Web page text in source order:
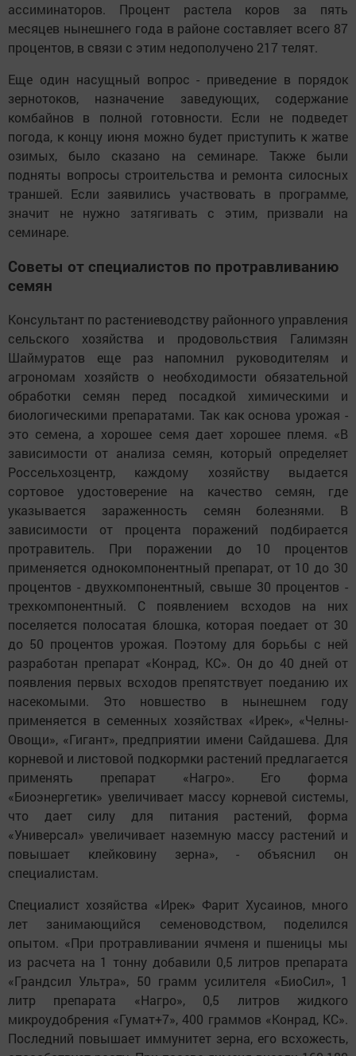
ассиминаторов. Процент растела коров за пять
месяцев нынешнего года в районе составляет всего 87
процентов, в связи с этим недополучено 217 телят.
Еще один насущный вопрос - приведение в порядок
зернотоков, назначение заведующих, содержание
комбайнов в полной готовности. Если не подведет
погода, к концу июня можно будет приступить к жатве
озимых, было сказано на семинаре. Также были
подняты вопросы строительства и ремонта силосных
траншей. Если заявились участвовать в программе,
значит не нужно затягивать с этим, призвали на
семинаре.
Советы от специалистов по протравливанию
семян
Консультант по растениеводству районного управления
сельского хозяйства и продовольствия Галимзян
Шаймуратов еще раз напомнил руководителям и
агрономам хозяйств о необходимости обязательной
обработки семян перед посадкой химическими и
биологическими препаратами. Так как основа урожая -
это семена, а хорошее семя дает хорошее племя. «В
зависимости от анализа семян, который определяет
Россельхозцентр, каждому хозяйству выдается
сортовое удостоверение на качество семян, где
указывается зараженность семян болезнями. В
зависимости от процента поражений подбирается
протравитель. При поражении до 10 процентов
применяется однокомпонентный препарат, от 10 до 30
процентов - двухкомпонентный, свыше 30 процентов -
трехкомпонентный. С появлением всходов на них
поселяется полосатая блошка, которая поедает от 30
до 50 процентов урожая. Поэтому для борьбы с ней
разработан препарат «Конрад, КС». Он до 40 дней от
появления первых всходов препятствует поеданию их
насекомыми. Это новшество в нынешнем году
применяется в семенных хозяйствах «Ирек», «Челны-
Овощи», «Гигант», предприятии имени Сайдашева. Для
корневой и листовой подкормки растений предлагается
применять препарат «Нагро». Его форма
«Биоэнергетик» увеличивает массу корневой системы,
что дает силу для питания растений, форма
«Универсал» увеличивает наземную массу растений и
повышает клейковину зерна», - объяснил он
специалистам.
Специалист хозяйства «Ирек» Фарит Хусаинов, много
лет занимающийся семеноводством, поделился
опытом. «При протравливании ячменя и пшеницы мы
из расчета на 1 тонну добавили 0,5 литров препарата
«Грандсил Ультра», 50 грамм усилителя «БиоСил», 1
литр препарата «Нагро», 0,5 литров жидкого
микроудобрения «Гумат+7», 400 граммов «Конрад, КС».
Последний повышает иммунитет зерна, его всхожесть,